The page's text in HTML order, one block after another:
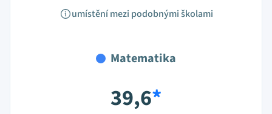
umístění mezi podobnými školami
Matematika
39,6*